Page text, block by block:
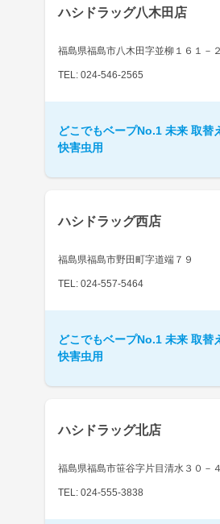
ハシドラッグ八木田店
福島県福島市八木田字並柳１６１－２
TEL: 024-546-2565
どこでもベープNo.1 未来 取替
快害虫用
ハシドラッグ西店
福島県福島市野田町字道端７９
TEL: 024-557-5464
どこでもベープNo.1 未来 取替
快害虫用
ハシドラッグ北店
福島県福島市笹谷字片目清水３０－４
TEL: 024-555-3838